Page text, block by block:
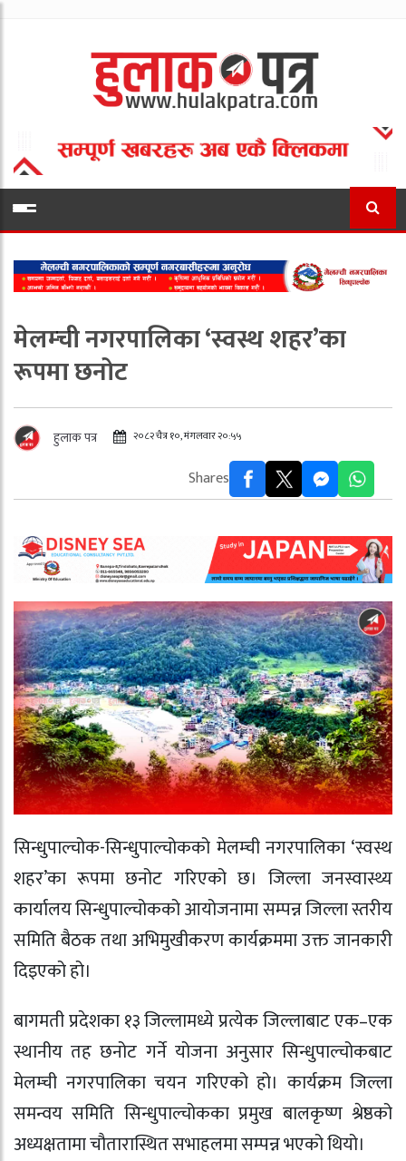
मेलम्ची नगरपालिका ‘स्वस्थ शहर’का
रूपमा छनोट
हुलाक पत्र २०८२ चैत्र १०, मंगलवार २०:५५
Shares
सिन्धुपाल्चोक-सिन्धुपाल्चोकको मेलम्ची नगरपालिका ‘स्वस्थ
शहर’का रूपमा छनोट गरिएको छ। जिल्ला जनस्वास्थ्य
कार्यालय सिन्धुपाल्चोकको आयोजनामा सम्पन्न जिल्ला स्तरीय
समिति बैठक तथा अभिमुखीकरण कार्यक्रममा उक्त जानकारी
दिइएको हो।
बागमती प्रदेशका १३ जिल्लामध्ये प्रत्येक जिल्लाबाट एक–एक
स्थानीय तह छनोट गर्ने योजना अनुसार सिन्धुपाल्चोकबाट
मेलम्ची नगरपालिका चयन गरिएको हो। कार्यक्रम जिल्ला
समन्वय समिति सिन्धुपाल्चोकका प्रमुख बालकृष्ण श्रेष्ठको
अध्यक्षतामा चौतारास्थित सभाहलमा सम्पन्न भएको थियो।